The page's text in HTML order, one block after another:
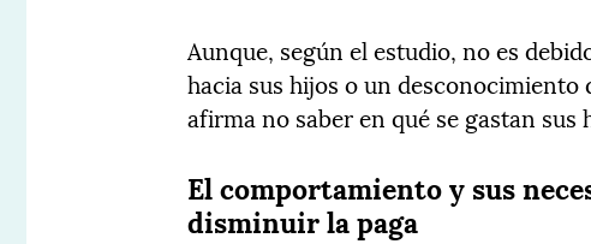
Aunque, según el estudio, no es
hacia sus hijos o un desconocimiento
afirma no saber en qué se gastan sus
El comportamiento y sus
disminuir la paga